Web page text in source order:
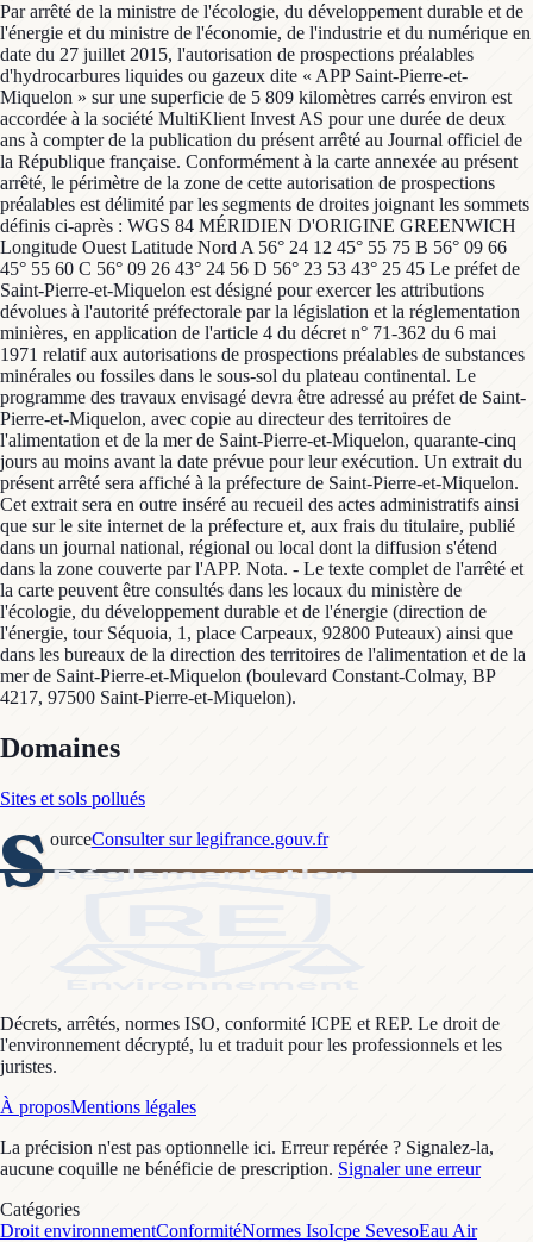
Par arrêté de la ministre de l'écologie, du développement durable et de
l'énergie et du ministre de l'économie, de l'industrie et du numérique en
date du 27 juillet 2015, l'autorisation de prospections préalables
d'hydrocarbures liquides ou gazeux dite « APP Saint-Pierre-et-
Miquelon » sur une superficie de 5 809 kilomètres carrés environ est
accordée à la société MultiKlient Invest AS pour une durée de deux
ans à compter de la publication du présent arrêté au Journal officiel de
la République française. Conformément à la carte annexée au présent
arrêté, le périmètre de la zone de cette autorisation de prospections
préalables est délimité par les segments de droites joignant les sommets
définis ci-après : WGS 84 MÉRIDIEN D'ORIGINE GREENWICH
Longitude Ouest Latitude Nord A 56° 24 12 45° 55 75 B 56° 09 66
45° 55 60 C 56° 09 26 43° 24 56 D 56° 23 53 43° 25 45 Le préfet de
Saint-Pierre-et-Miquelon est désigné pour exercer les attributions
dévolues à l'autorité préfectorale par la législation et la réglementation
minières, en application de l'article 4 du décret n° 71-362 du 6 mai
1971 relatif aux autorisations de prospections préalables de substances
minérales ou fossiles dans le sous-sol du plateau continental. Le
programme des travaux envisagé devra être adressé au préfet de Saint-
Pierre-et-Miquelon, avec copie au directeur des territoires de
l'alimentation et de la mer de Saint-Pierre-et-Miquelon, quarante-cinq
jours au moins avant la date prévue pour leur exécution. Un extrait du
présent arrêté sera affiché à la préfecture de Saint-Pierre-et-Miquelon.
Cet extrait sera en outre inséré au recueil des actes administratifs ainsi
que sur le site internet de la préfecture et, aux frais du titulaire, publié
dans un journal national, régional ou local dont la diffusion s'étend
dans la zone couverte par l'APP. Nota. - Le texte complet de l'arrêté et
la carte peuvent être consultés dans les locaux du ministère de
l'écologie, du développement durable et de l'énergie (direction de
l'énergie, tour Séquoia, 1, place Carpeaux, 92800 Puteaux) ainsi que
dans les bureaux de la direction des territoires de l'alimentation et de la
mer de Saint-Pierre-et-Miquelon (boulevard Constant-Colmay, BP
4217, 97500 Saint-Pierre-et-Miquelon).
Domaines
Sites et sols pollués
S ourceConsulter sur legifrance.gouv.fr
Décrets, arrêtés, normes ISO, conformité ICPE et REP. Le droit de
l'environnement décrypté, lu et traduit pour les professionnels et les
juristes.
À proposMentions légales
La précision n'est pas optionnelle ici. Erreur repérée ? Signalez-la,
aucune coquille ne bénéficie de prescription. Signaler une erreur
Catégories
Droit environnementConformitéNormes IsoIcpe SevesoEau Air